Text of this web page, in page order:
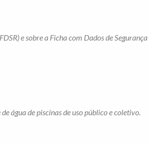
e sobre a Ficha com Dados de Segurança
água de piscinas de uso público e coletivo.